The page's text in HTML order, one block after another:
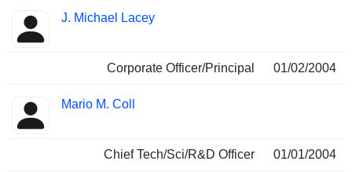
J. Michael Lacey
Corporate Officer/Principal 01/02/2004
Mario M. Coll
Chief Tech/Sci/R&D Officer 01/01/2004